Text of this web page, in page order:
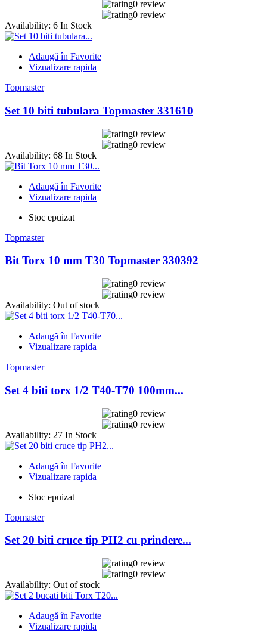
0 review
0 review
Availability: 6 In Stock
Adaugă în Favorite
Vizualizare rapida
Topmaster
Set 10 biti tubulara Topmaster 331610
0 review
0 review
Availability: 68 In Stock
Adaugă în Favorite
Vizualizare rapida
Stoc epuizat
Topmaster
Bit Torx 10 mm T30 Topmaster 330392
0 review
0 review
Availability: Out of stock
Adaugă în Favorite
Vizualizare rapida
Topmaster
Set 4 biti torx 1/2 T40-T70 100mm...
0 review
0 review
Availability: 27 In Stock
Adaugă în Favorite
Vizualizare rapida
Stoc epuizat
Topmaster
Set 20 biti cruce tip PH2 cu prindere...
0 review
0 review
Availability: Out of stock
Adaugă în Favorite
Vizualizare rapida